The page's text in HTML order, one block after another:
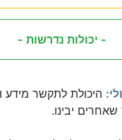
- יכולות נדרשות -
היכולת לתקשר מידע
יבינו.